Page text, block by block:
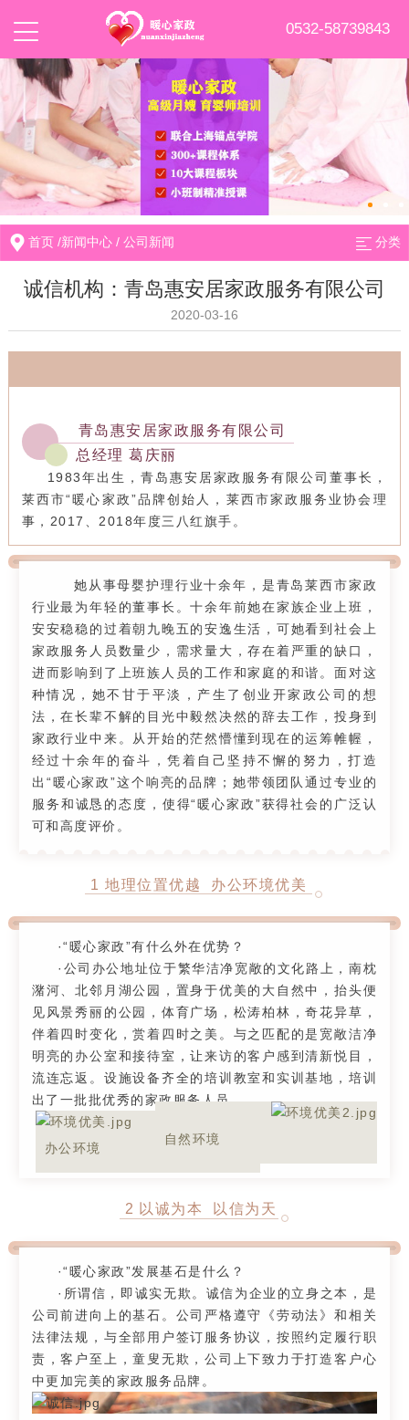
0532-58739843
首页 /新闻中心 /公司新闻 分类
诚信机构：青岛惠安居家政服务有限公司
2020-03-16
青岛惠安居家政服务有限公司
总经理 葛庆丽
1983年出生，青岛惠安居家政服务有限公司董事长，
莱西市“暖心家政”品牌创始人，莱西市家政服务业协会理
事，2017、2018年度三八红旗手。
她从事母婴护理行业十余年，是青岛莱西市家政
行业最为年轻的董事长。十余年前她在家族企业上班，
安安稳稳的过着朝九晚五的安逸生活，可她看到社会上
家政服务人员数量少，需求量大，存在着严重的缺口，
进而影响到了上班族人员的工作和家庭的和谐。面对这
种情况，她不甘于平淡，产生了创业开家政公司的想
法，在长辈不解的目光中毅然决然的辞去工作，投身到
家政行业中来。从开始的茫然懵懂到现在的运筹帷幄，
经过十余年的奋斗，凭着自己坚持不懈的努力，打造
出“暖心家政”这个响亮的品牌；她带领团队通过专业的
服务和诚恳的态度，使得“暖心家政”获得社会的广泛认
可和高度评价。
1 地理位置优越 办公环境优美
·“暖心家政”有什么外在优势？
·公司办公地址位于繁华洁净宽敞的文化路上，南枕
潴河、北邻月湖公园，置身于优美的大自然中，抬头便
见风景秀丽的公园，体育广场，松涛柏林，奇花异草，
伴着四时变化，赏着四时之美。与之匹配的是宽敞洁净
明亮的办公室和接待室，让来访的客户感到清新悦目，
流连忘返。设施设备齐全的培训教室和实训基地，培训
出了一批批优秀的家政服务人员。
办公环境
自然环境
2 以诚为本 以信为天
·“暖心家政”发展基石是什么？
·所谓信，即诚实无欺。诚信为企业的立身之本，是
公司前进向上的基石。公司严格遵守《劳动法》和相关
法律法规，与全部用户签订服务协议，按照约定履行职
责，客户至上，童叟无欺，公司上下致力于打造客户心
中更加完美的家政服务品牌。